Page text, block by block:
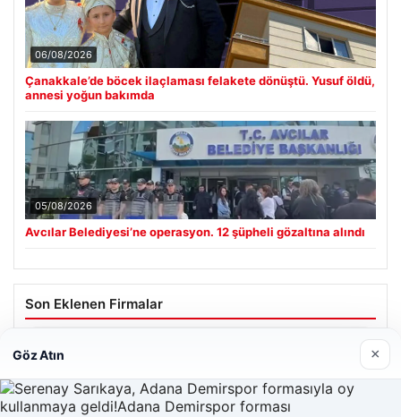
06/08/2026
Çanakkale’de böcek ilaçlaması felakete dönüştü. Yusuf öldü,
annesi yoğun bakımda
05/08/2026
Avcılar Belediyesi’ne operasyon. 12 şüpheli gözaltına alındı
Son Eklenen Firmalar
Hastaş Beton
Göz Atın ×